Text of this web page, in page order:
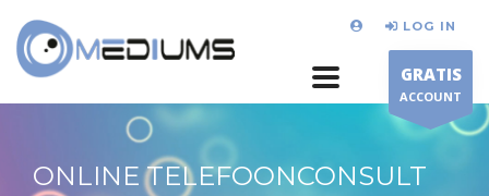
LOG IN
GRATIS
ACCOUNT
ONLINE TELEFOONCONSULT